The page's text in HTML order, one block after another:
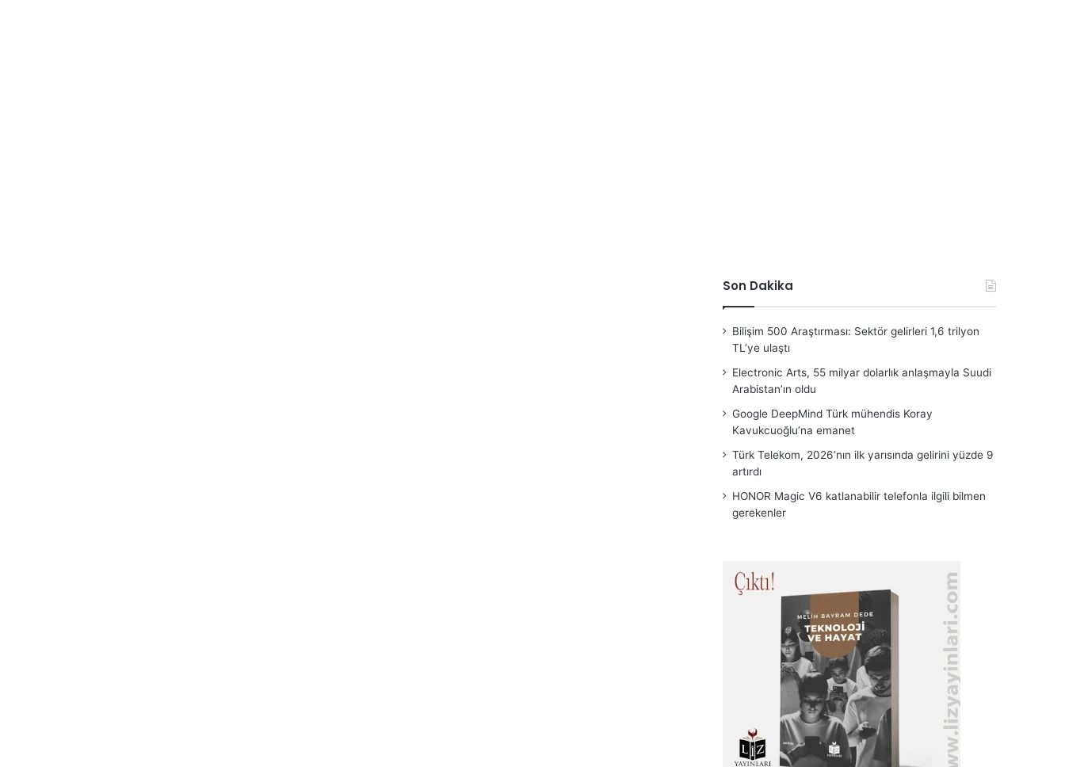
Son Dakika
Bilişim 500 Araştırması: Sektör gelirleri 1,6 trilyon
TL’ye ulaştı
Electronic Arts, 55 milyar dolarlık anlaşmayla Suudi
Arabistan’ın oldu
Google DeepMind Türk mühendis Koray
Kavukcuoğlu’na emanet
Türk Telekom, 2026’nın ilk yarısında gelirini yüzde 9
artırdı
HONOR Magic V6 katlanabilir telefonla ilgili bilmen
gerekenler